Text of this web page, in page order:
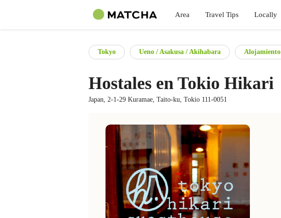
Area Travel Tips Locally
Tokyo Ueno / Asakusa / Akihabara Alojamiento
Hostales en Tokio Hikari
Japan, 2-1-29 Kuramae, Taito-ku, Tokio 111-0051